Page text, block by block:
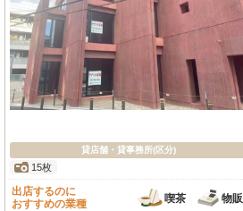
貸店舗・貸事務所(区分)
15枚
出店するのに
おすすめの業種
喫茶 物販